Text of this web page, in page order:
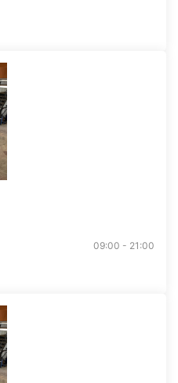
09:00 - 21:00